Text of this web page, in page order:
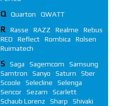
Q Quarton QWATT
R Rasse RAZZ Realme
Rebus
RED
Reflect Rombica
Rolsen
Ruimatech
S Saga Sagemcom
Samsung
Samtron
Sanyo Saturn
Sber
Scoole
Selecline
Selenga
Sencor
Sezam
Scarlett
Schaub Lorenz
Sharp
Shivaki